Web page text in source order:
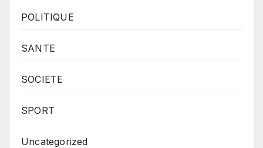
POLITIQUE
SANTE
SOCIETE
SPORT
Uncategorized